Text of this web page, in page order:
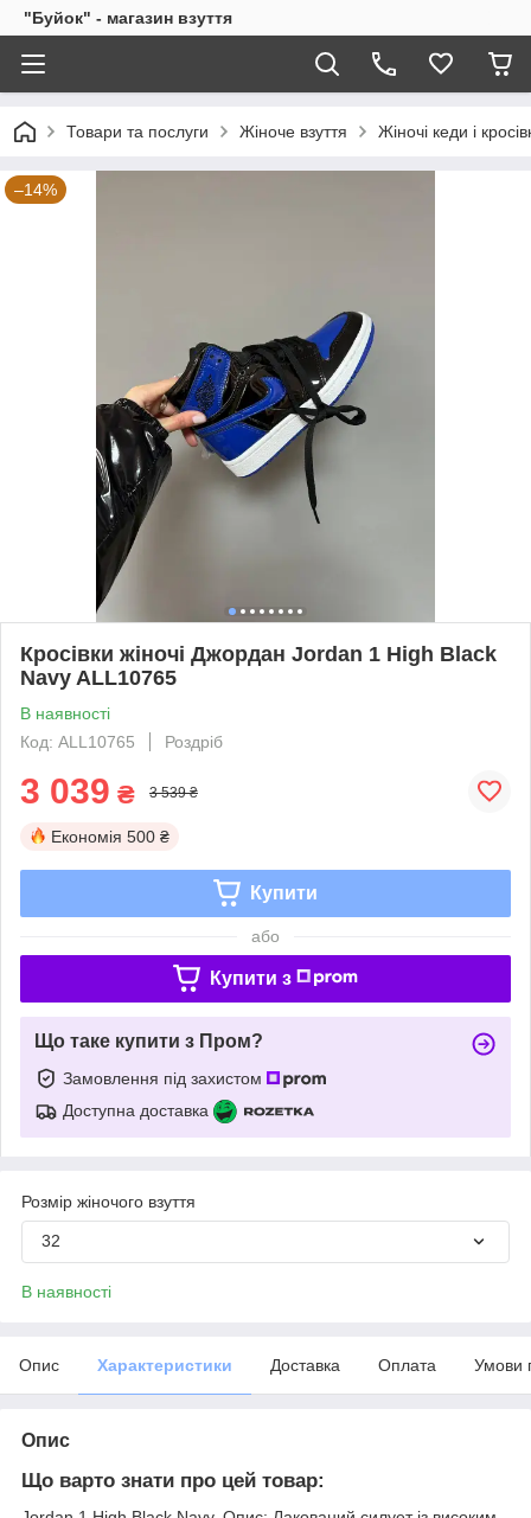
"Буйок" - магазин взуття
Товари та послуги Жіноче взуття Жіночі кеди і
–14%
Кросівки жіночі Джордан Jordan 1 High Black
Navy ALL10765
В наявності
Код: ALL10765
Роздріб
3 039 ₴ 3 539 ₴
Економія 500 ₴
Купити
або
Купити з
Що таке купити з Пром?
Замовлення під захистом
Доступна доставка
Розмір жіночого взуття
32
В наявності
Опис Характеристики Доставка Оплата Умови
Опис
Що варто знати про цей товар: